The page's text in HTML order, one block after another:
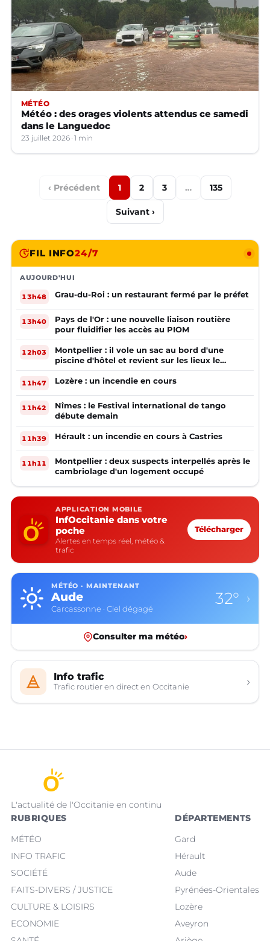
MÉTÉO
Météo : des orages violents attendus ce samedi
dans le Languedoc
23 juillet 2026 1 min
‹ Précédent 1 2 3 … 135
Suivant ›
FIL INFO24/7
AUJOURD'HUI
13h48 Grau-du-Roi : un restaurant fermé par le préfet
13h40
Pays de l'Or : une nouvelle liaison routière
pour fluidifier les accès au PIOM
12h03
Montpellier : il vole un sac au bord d'une
piscine d'hôtel et revient sur les lieux le
lendemain
11h47 Lozère : un incendie en cours
11h42
Nîmes : le Festival international de tango
débute demain
11h39 Hérault : un incendie en cours à Castries
11h11
Montpellier : deux suspects interpellés après le
cambriolage d'un logement occupé
APPLICATION MOBILE
InfOccitanie dans votre
poche
Alertes en temps réel, météo &
trafic
Télécharger
MÉTÉO · MAINTENANT
Aude
Carcassonne · Ciel dégagé
32° ›
Consulter ma météo›
Info trafic
Trafic routier en direct en Occitanie ›
L'actualité de l'Occitanie en continu
RUBRIQUES
MÉTÉO
INFO TRAFIC
SOCIÉTÉ
FAITS-DIVERS / JUSTICE
CULTURE & LOISIRS
ECONOMIE
DÉPARTEMENTS
Gard
Hérault
Aude
Pyrénées-Orientales
Lozère
Aveyron